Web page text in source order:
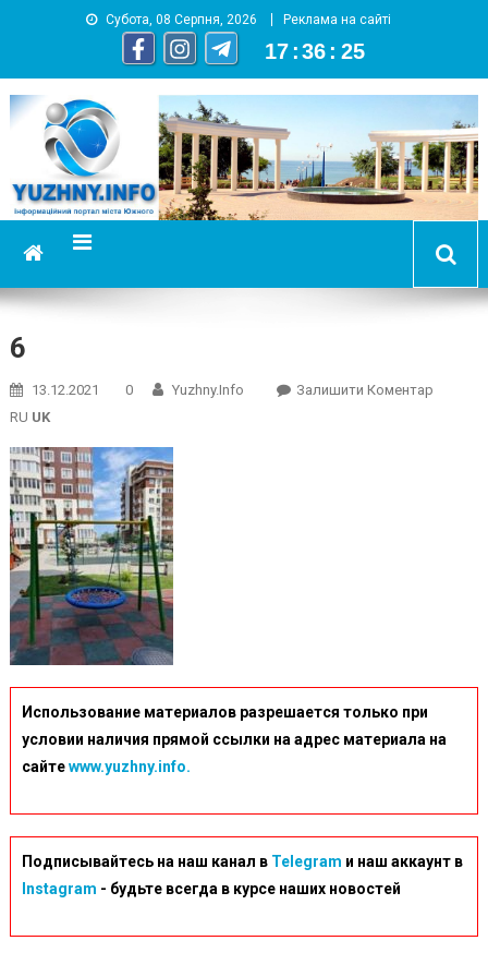
Субота, 08 Серпня, 2026 Реклама на сайті
17 :36 : 26
YUZHNY.INFO
информационный портал города Южный
6
13.12.2021 0 Yuzhny.info Залишити КоментарOn
RU UK
Использование материалов разрешается только при
условии наличия прямой ссылки на адрес материала на
сайтеwww.yuzhny.info.
Подписывайтесь на наш канал в Telegram и наш аккаунт в
Instagram - будьте всегда в курсе наших новостей